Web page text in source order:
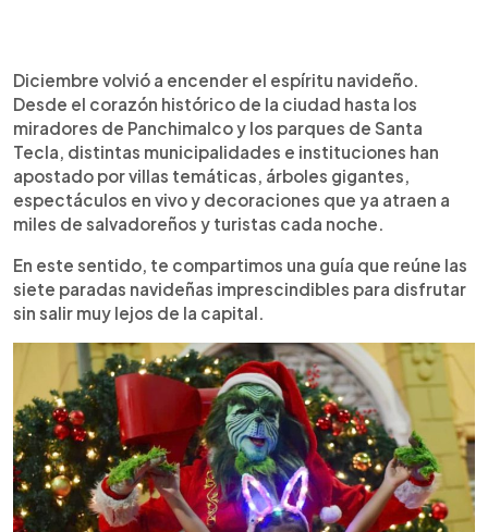
► Escuchar artículo
Diciembre volvió a iluminar El Salvador con siete
villas navideñas que ya atraen a miles. El Centro
Histórico lidera con la villa más grande y gratuita,
seguida por la Puerta del Diablo para quienes
buscan clima fresco. Santa Tecla brilla con El
Cafetalón, mientras el Parque El Principito ofrece
un ambiente ideal para familias. El árbol gigante
del Salvador del Mundo continúa como ícono
capitalino y Fuentes Beethoven destaca con su
túnel de luces. Antiguo Cuscatlán suma magia al
estilo Disney. Vos podés armar tu ruta y disfrutar
una temporada llena de música, color y rincones
perfectos para celebrar cerca de casa.
Diciembre volvió a encender el espíritu navideño.
Desde el corazón histórico de la ciudad hasta los
miradores de Panchimalco y los parques de Santa
Tecla, distintas municipalidades e instituciones han
apostado por villas temáticas, árboles gigantes,
espectáculos en vivo y decoraciones que ya atraen a
miles de salvadoreños y turistas cada noche.
En este sentido, te compartimos una guía que reúne las
siete paradas navideñas imprescindibles para disfrutar
sin salir muy lejos de la capital.